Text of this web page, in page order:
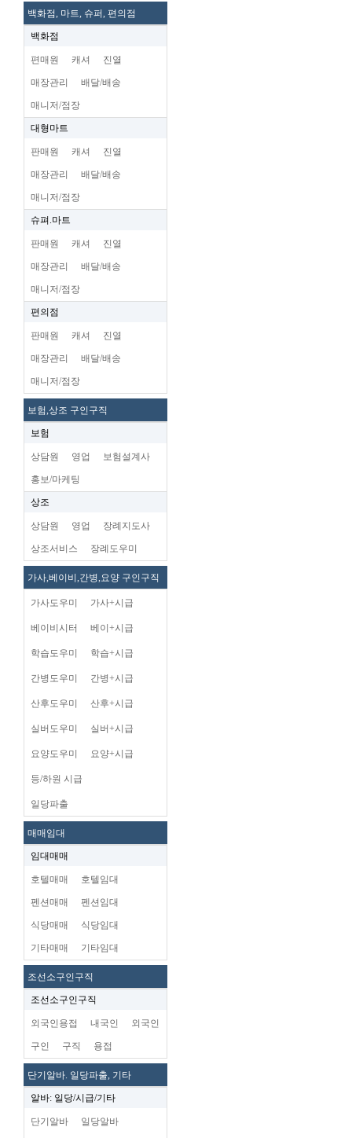
백화점, 마트, 슈퍼, 편의점
백화점
편매원 캐셔 진열
매장관리 배달/배송
매니저/점장
대형마트
판매원 캐셔 진열
매장관리 배달/배송
매니저/점장
슈펴.마트
판매원 캐셔 진열
매장관리 배달/배송
매니저/점장
편의점
판매원 캐셔 진열
매장관리 배달/배송
매니저/점장
보험,상조 구인구직
보험
상담원 영업 보험설계사
홍보/마케팅
상조
상담원 영업 장례지도사
상조서비스 장례도우미
가사,베이비,간병,요양 구인구직
가사도우미 가사+시급
베이비시터 베이+시급
학습도우미 학습+시급
간병도우미 간병+시급
산후도우미 산후+시급
실버도우미 실버+시급
요양도우미 요양+시급
등/하원 시급
일당파출
매매임대
임대매매
호텔매매 호텔임대
펜션매매 펜션임대
식당매매 식당임대
기타매매 기타임대
조선소구인구직
조선소구인구직
외국인용접 내국인 외국인
구인 구직 용접
단기알바. 일당파출, 기타
알바: 일당/시급/기타
단기알바 일당알바